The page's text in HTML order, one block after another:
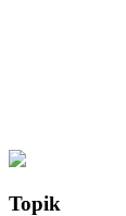
Topik